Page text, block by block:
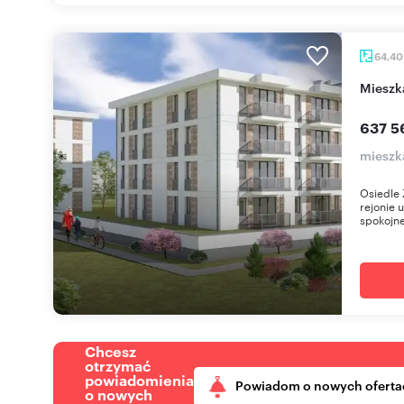
64,40
637
Osiedle
rejonie
Chcesz
otrzymać
powiadomienia
o nowych Powiadom o nowych